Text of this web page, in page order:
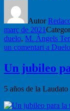
Autor
març de 2021
duelo, M. Àngels
un comentari a
Un jubileo
5 años de la Laudato